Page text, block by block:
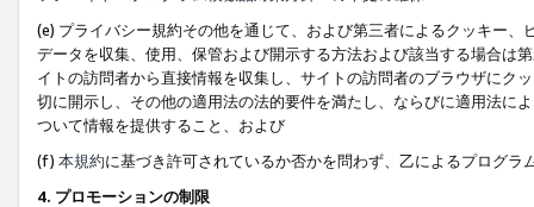
(e) プライバシー規約その他を通じて、および第三者によるクッキー
データを収集、使用、保管および開示する方法および該当する場合は
イトの訪問者から直接情報を収集し、サイトの訪問者のブラウザにク
切に開示し、その他の適用法の法的要件を満たし、ならびに適用法に
ついて情報を提供すること、および
(f) 本規約に基づき許可されているか否かを問わず、乙によるプログ
4. プロモーションの制限